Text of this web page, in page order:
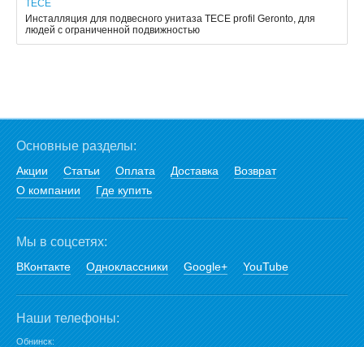
TECE
Инсталляция для подвесного унитаза TECE profil Geronto, для
людей с ограниченной подвижностью
Основные разделы:
Акции Статьи Оплата Доставка
Возврат
О компании
Где купить
Мы в соцсетях:
ВКонтакте Одноклассники Google+ YouTube
Наши телефоны:
Обнинск: